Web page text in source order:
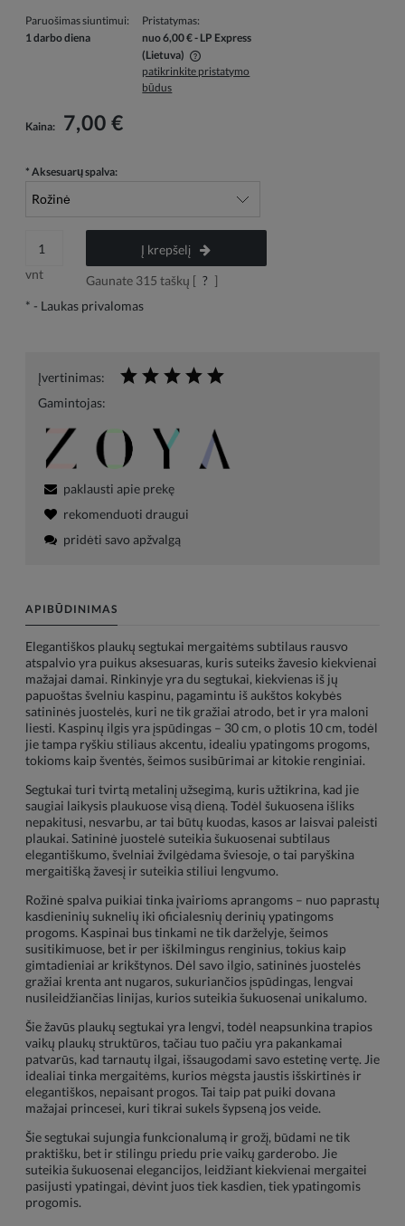
Paruošimas siuntimui:
1 darbo diena
Pristatymas:
nuo 6,00 €- LP Express
(Lietuva)
Į kainą neįskaičiuotos galimos mokėjimo išlaidos
patikrinkite pristatymo
būdus
Kaina: 7,00 €
* Aksesuarų spalva:
vnt
Į krepšelį
Gaunate 315 taškų [ ? ]
* - Laukas privalomas
Įvertinimas:
Gamintojas:
paklausti apie prekę
rekomenduoti draugui
pridėti savo apžvalgą
APIBŪDINIMAS
Elegantiškos plaukų segtukai mergaitėms subtilaus rausvo
atspalvio yra puikus aksesuaras, kuris suteiks žavesio kiekvienai
mažajai damai. Rinkinyje yra du segtukai, kiekvienas iš jų
papuoštas švelniu kaspinu, pagamintu iš aukštos kokybės
satininės juostelės, kuri ne tik gražiai atrodo, bet ir yra maloni
liesti. Kaspinų ilgis yra įspūdingas – 30 cm, o plotis 10 cm, todėl
jie tampa ryškiu stiliaus akcentu, idealiu ypatingoms progoms,
tokioms kaip šventės, šeimos susibūrimai ar kitokie renginiai.
Segtukai turi tvirtą metalinį užsegimą, kuris užtikrina, kad jie
saugiai laikysis plaukuose visą dieną. Todėl šukuosena išliks
nepakitusi, nesvarbu, ar tai būtų kuodas, kasos ar laisvai paleisti
plaukai. Satininė juostelė suteikia šukuosenai subtilaus
elegantiškumo, švelniai žvilgėdama šviesoje, o tai paryškina
mergaitišką žavesį ir suteikia stiliui lengvumo.
Rožinė spalva puikiai tinka įvairioms aprangoms – nuo paprastų
kasdieninių suknelių iki oficialesnių derinių ypatingoms
progoms. Kaspinai bus tinkami ne tik darželyje, šeimos
susitikimuose, bet ir per iškilmingus renginius, tokius kaip
gimtadieniai ar krikštynos. Dėl savo ilgio, satininės juostelės
gražiai krenta ant nugaros, sukuriančios įspūdingas, lengvai
nusileidžiančias linijas, kurios suteikia šukuosenai unikalumo.
Šie žavūs plaukų segtukai yra lengvi, todėl neapsunkina trapios
vaikų plaukų struktūros, tačiau tuo pačiu yra pakankamai
patvarūs, kad tarnautų ilgai, išsaugodami savo estetinę vertę. Jie
idealiai tinka mergaitėms, kurios mėgsta jaustis išskirtinės ir
elegantiškos, nepaisant progos. Tai taip pat puiki dovana
mažajai princesei, kuri tikrai sukels šypseną jos veide.
Šie segtukai sujungia funkcionalumą ir grožį, būdami ne tik
praktišku, bet ir stilingu priedu prie vaikų garderobo. Jie
suteikia šukuosenai elegancijos, leidžiant kiekvienai mergaitei
pasijusti ypatingai, dėvint juos tiek kasdien, tiek ypatingomis
progomis.